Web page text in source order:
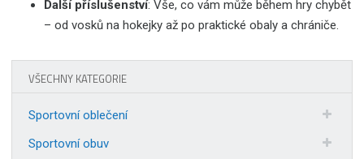
Další příslušenství: Vše, co vám může během hry chybět
– od vosků na hokejky až po praktické obaly a chrániče.
VŠECHNY KATEGORIE
Sportovní oblečení
Sportovní obuv